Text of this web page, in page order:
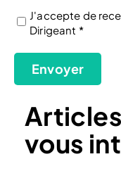
(Nécessaire)
J'accepte de
Dirigeant *
Envoyer
vous